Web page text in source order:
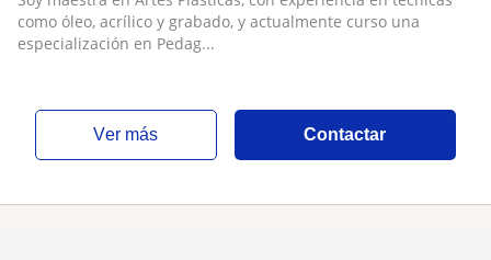
como óleo, acrílico y grabado, y actualmente curso una
especialización en Pedag...
ver más Contactar